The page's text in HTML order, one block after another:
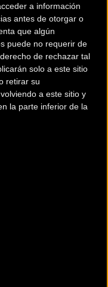
a información
antes de otorgar o
que algún
puede no requerir de
de rechazar tal
solo a este sitio
retirar su
a este sitio y
la parte inferior de la
donde
alrededor de 70
y los más de
plegable urbana
y qué mejor test que